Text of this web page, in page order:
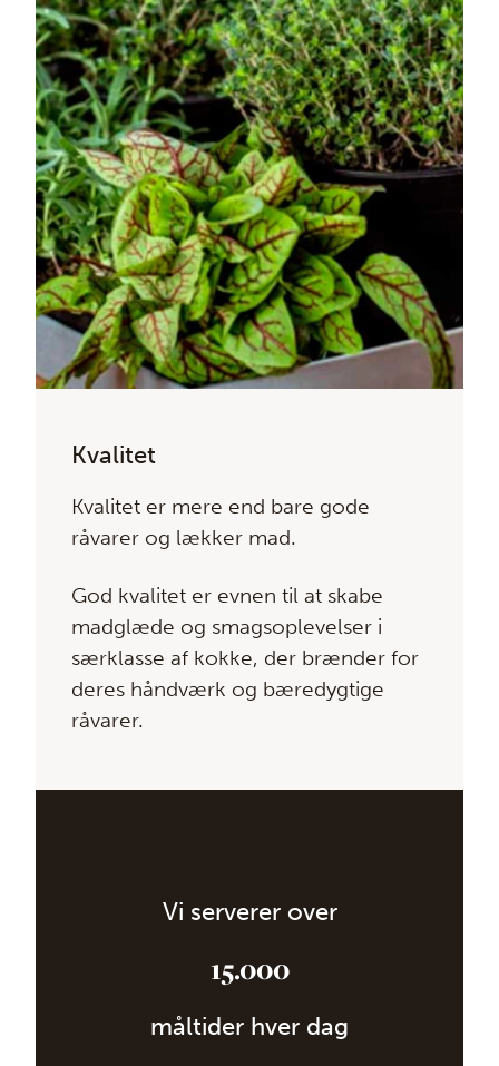
Kvalitet
Kvalitet er mere end bare gode
råvarer og lækker mad.
God kvalitet er evnen til at skabe
madglæde og smagsoplevelser i
særklasse af kokke, der brænder for
deres håndværk og bæredygtige
råvarer.
Vi serverer over
15.000
måltider hver dag